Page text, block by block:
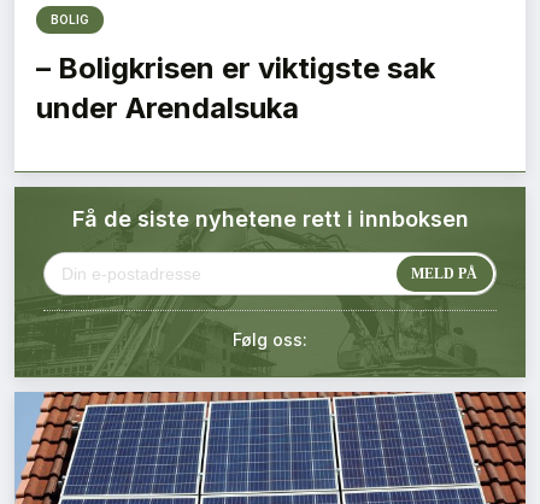
Tips redaksjonen
Annonsering
Abonnement Pluss
Kontakt oss
Login
BOLIG
– Boligkrisen er viktigste sak
under Arendalsuka
Få de siste nyhetene rett i innboksen
Følg oss: